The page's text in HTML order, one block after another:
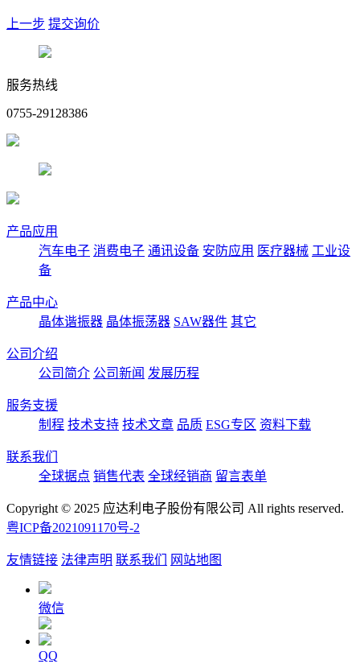
上一步 提交询价
服务热线
0755-29128386
产品应用
汽车电子 消费电子 通讯设备 安防应用 医疗器械 工业设
备
产品中心
晶体谐振器 晶体振荡器 SAW器件 其它
公司介绍
公司简介 公司新闻 发展历程
服务支援
制程 技术支持 技术文章 品质 ESG专区 资料下载
联系我们
全球据点 销售代表 全球经销商 留言表单
Copyright © 2025 应达利电子股份有限公司 All rights reserved.
粤ICP备2021091170号-2
友情链接 法律声明 联系我们 网站地图
微信
QQ